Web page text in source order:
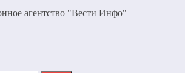
агентство "Вести Инфо"